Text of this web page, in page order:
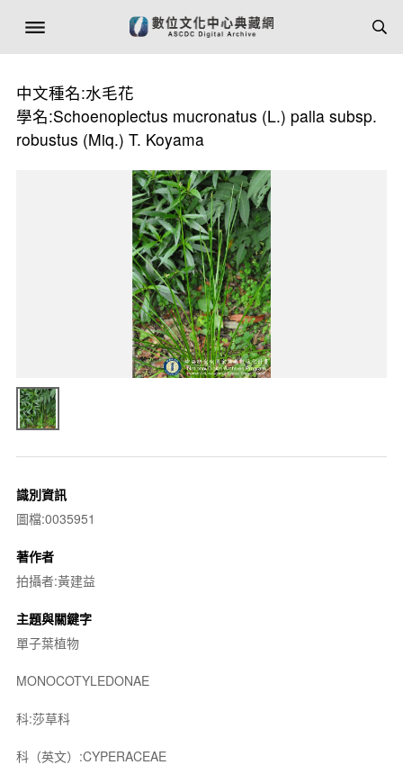
中文種名:水毛花
學名:Schoenoplectus mucronatus (L.) palla subsp.
robustus (Miq.) T. Koyama
識別資訊
圖檔:0035951
著作者
拍攝者:黃建益
主題與關鍵字
單子葉植物
MONOCOTYLEDONAE
科:莎草科
科（英文）:CYPERACEAE